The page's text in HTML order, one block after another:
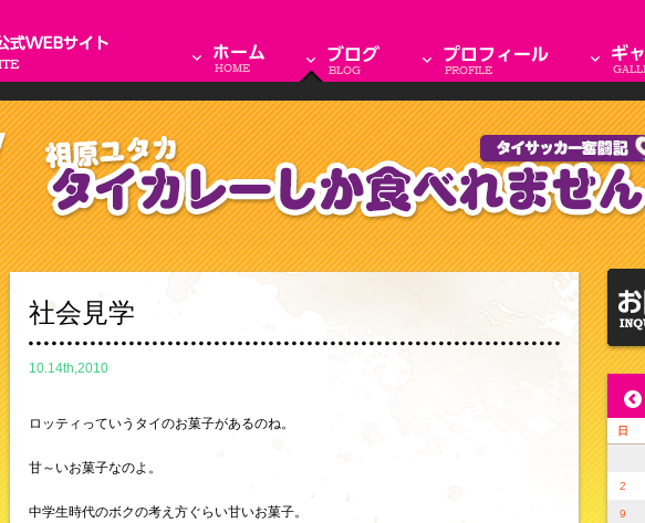
日
2
9
社会見学
10.14th,2010
ロッティっていうタイのお菓子があるのね。
甘～いお菓子なのよ。
中学生時代のボクの考え方ぐらい甘いお菓子。